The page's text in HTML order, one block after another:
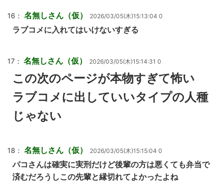
16： 名無しさん（仮） 2026/03/05(木)15:13:04 0
ラブコメに入れてはいけないすぎる
17： 名無しさん（仮） 2026/03/05(木)15:14:31 0
この次のページが本物すぎて怖い
ラブコメに出していいタイプの人種
じゃない
18： 名無しさん（仮） 2026/03/05(木)15:15:04 0
パコさんは確実に実刑だけど後輩の方は悪くても弁当で
済むだろうしこの先輩と縁切れてよかったよね